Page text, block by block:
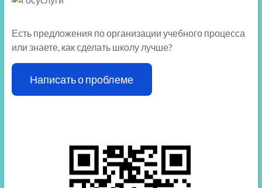
Есть предложения по организации учебного процесса
или знаете, как сделать школу лучше?
Написать о проблеме